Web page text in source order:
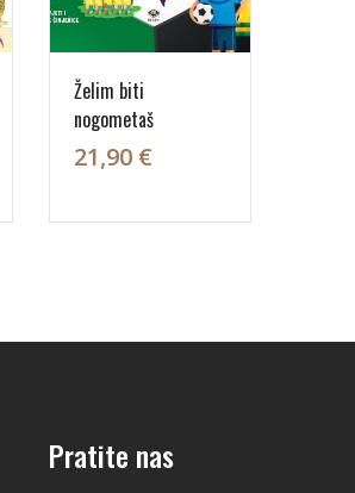
Želim biti
nogometaš
21,90 €
Pratite nas